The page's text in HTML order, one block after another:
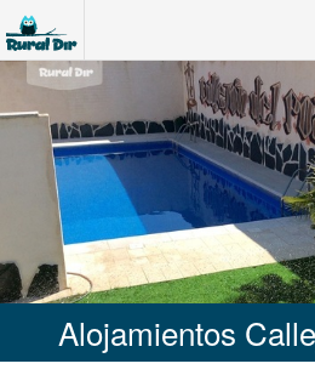
Alojamientos